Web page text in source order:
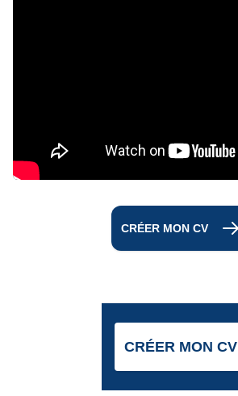
CRÉER MON CV
CRÉER MON CV